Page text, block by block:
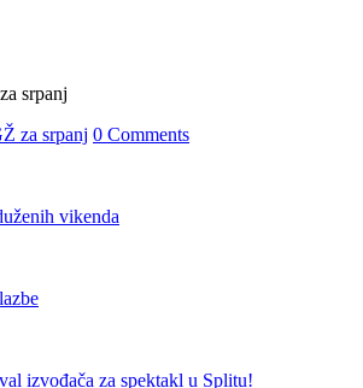
za srpanj 0 Comments
vikenda
izvođača za spektakl u Splitu!